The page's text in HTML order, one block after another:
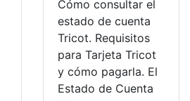
Cómo consultar el
estado de cuenta
Tricot. Requisitos
para Tarjeta Tricot
y cómo pagarla. El
Estado de Cuenta